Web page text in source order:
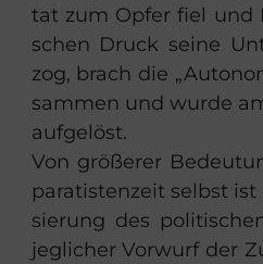
tat zum Opfer fiel
schen Druck seine
zog, brach die
sam­men und wurde
auf­ge­löst.
Von grö­ße­rer
pa­ra­tis­ten­zeit selbst
sie­rung des
jeg­li­cher Vor­wurf der